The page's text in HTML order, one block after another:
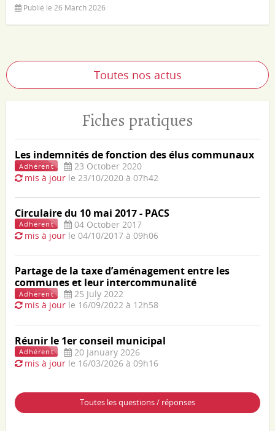
Toutes nos actus
Fiches pratiques
Les indemnités de fonction des élus communaux
Adhérent
23 October 2020
mis à jourle 23/10/2020 à 07h42
Circulaire du 10 mai 2017 - PACS
Adhérent
04 October 2017
mis à jourle 04/10/2017 à 09h06
Partage de la taxe d’aménagement entre les
communes et leur intercommunalité
Adhérent
25 July 2022
mis à jourle 16/09/2022 à 12h58
Réunir le 1er conseil municipal
Adhérent
20 January 2026
mis à jourle 16/03/2026 à 09h16
Toutes les questions / réponses
Publié le 26 March 2026